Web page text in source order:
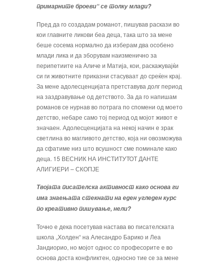
примарните броеви“ се толку млади?
Пред да го создадам романот, пишував раскази во
кои глав­ните ликови беа деца, така што за мене
беше сосема нормал­но да изберам два особено
млади лика и да зборувам наизме­нично за
перипетиите на Аличе и Матија, кои, раскажувајќи
си ги животните приказни стасуваат до среќен крај.
За мене адолесценцијата претставува долг период
на заздравување од детството. За да го напишам
романов се нурнав во потра­га по спомени од моето
детство, небаре само тој период од мојот живот е
значаен. Адолесценцијата на некој начин е зрак
светлина во магливото детство, која ни овозможува
да сфати­ме низ што всушност сме поминале како
деца. 15 ВЕСНИК НА ИНСТИТУТОТ ДАНТЕ
АЛИГИЕРИ – СКОПЈЕ
Твојата писателска активност како основа ги
има знаењата стекнати на еден угледен курс
по креативно пишување, нели?
Точно е дека посетував настава во писателската
школа „Хол­ден“ на Алесандро Барико и Леа
Јандиорио, но мојот однос со професорите е во
основа доста конфликтен, односно тие се за мене